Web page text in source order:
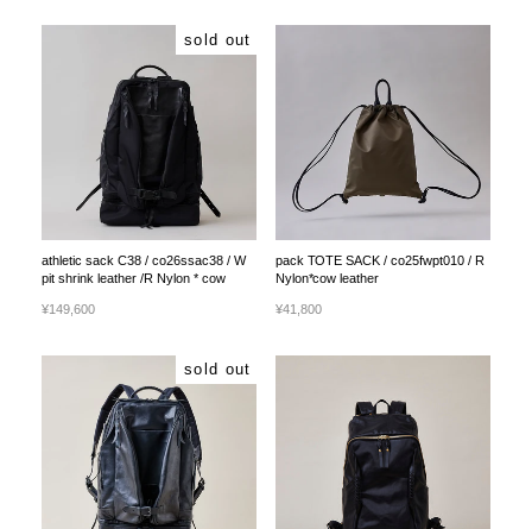
sold out
athletic sack C38 / co26ssac38 / W
pit shrink leather /R Nylon * cow
¥149,600
pack TOTE SACK / co25fwpt010 / R
Nylon*cow leather
¥41,800
sold out